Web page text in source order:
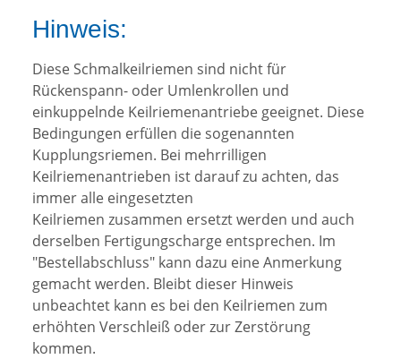
Hinweis:
Diese Schmalkeilriemen sind nicht für
Rückenspann- oder Umlenkrollen und
einkuppelnde Keilriemenantriebe geeignet. Diese
Bedingungen erfüllen die sogenannten
Kupplungsriemen. Bei mehrrilligen
Keilriemenantrieben ist darauf zu achten, das
immer alle eingesetzten
Keilriemen zusammen ersetzt werden und auch
derselben Fertigungscharge entsprechen. Im
"Bestellabschluss" kann dazu eine Anmerkung
gemacht werden. Bleibt dieser Hinweis
unbeachtet kann es bei den Keilriemen zum
erhöhten Verschleiß oder zur Zerstörung
kommen.